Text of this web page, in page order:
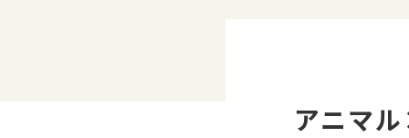
アニマ